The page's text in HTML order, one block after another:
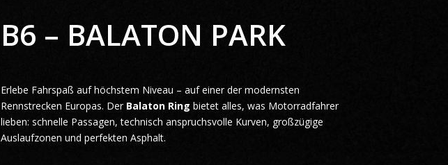
B6 – BALATON PARK
Erlebe Fahrspaß auf höchstem Niveau – auf einer der modernsten
Rennstrecken Europas. Der Balaton Ring bietet alles, was Motorradfahrer
lieben: schnelle Passagen, technisch anspruchsvolle Kurven, großzügige
Auslaufzonen und perfekten Asphalt.